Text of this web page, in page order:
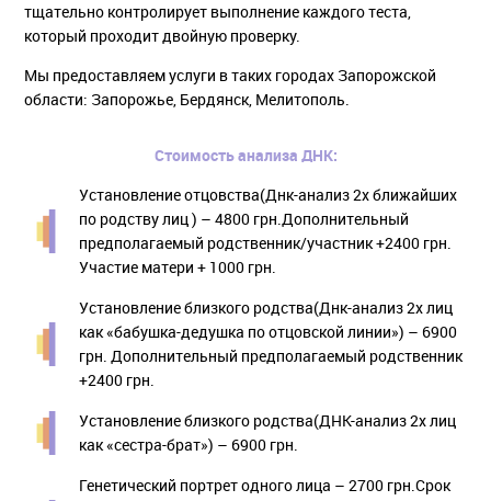
тщательно контролирует выполнение каждого теста,
который проходит двойную проверку.
Мы предоставляем услуги в таких городах Запорожской
области: Запорожье, Бердянск, Мелитополь.
Стоимость анализа ДНК:
Установление отцовства(Днк-анализ 2х ближайших
по родству лиц ) – 4800 грн.Дополнительный
предполагаемый родственник/участник +2400 грн.
Участие матери + 1000 грн.
Установление близкого родства(Днк-анализ 2х лиц
как «бабушка-дедушка по отцовской линии») – 6900
грн. Дополнительный предполагаемый родственник
+2400 грн.
Установление близкого родства(ДНК-анализ 2х лиц
как «сестра-брат») – 6900 грн.
Генетический портрет одного лица – 2700 грн.Срок